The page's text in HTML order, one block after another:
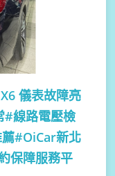
儀表故障亮
#線路電壓檢
#OiCar新北
保障服務平